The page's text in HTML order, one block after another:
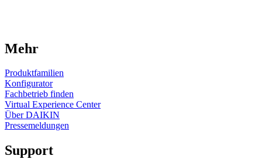
Mehr
Produktfamilien
Konfigurator
Fachbetrieb finden
Virtual Experience Center
Über DAIKIN
Pressemeldungen
Support